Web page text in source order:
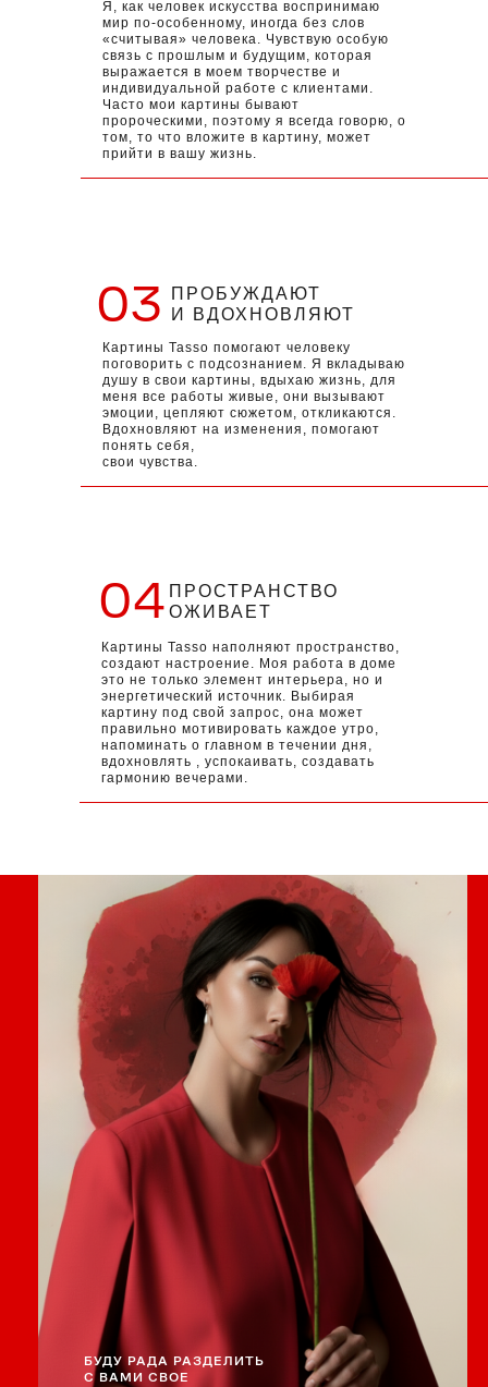
Я, как человек искусства воспринимаю
мир по-особенному, иногда без слов
«считывая» человека. Чувствую особую
связь с прошлым и будущим, которая
выражается в моем творчестве и
индивидуальной работе с клиентами.
Часто мои картины бывают
пророческими, поэтому я всегда говорю, о
том, то что вложите в картину, может
прийти в вашу жизнь.
Картины Tasso помогают человеку
поговорить с подсознанием. Я вкладываю
душу в свои картины, вдыхаю жизнь, для
меня все работы живые, они вызывают
эмоции, цепляют сюжетом, откликаются.
Вдохновляют на изменения, помогают
понять себя,
свои чувства.
03
ПРОБУЖДАЮТ
И ВДОХНОВЛЯЮТ
Картины Tasso наполняют пространство,
создают настроение. Моя работа в доме
это не только элемент интерьера, но и
энергетический источник. Выбирая
картину под свой запрос, она может
правильно мотивировать каждое утро,
напоминать о главном в течении дня,
вдохновлять , успокаивать, создавать
гармонию вечерами.
04 ПРОСТРАНСТВО
ОЖИВАЕТ
БУДУ РАДА РАЗДЕЛИТЬ
С ВАМИ СВОЕ